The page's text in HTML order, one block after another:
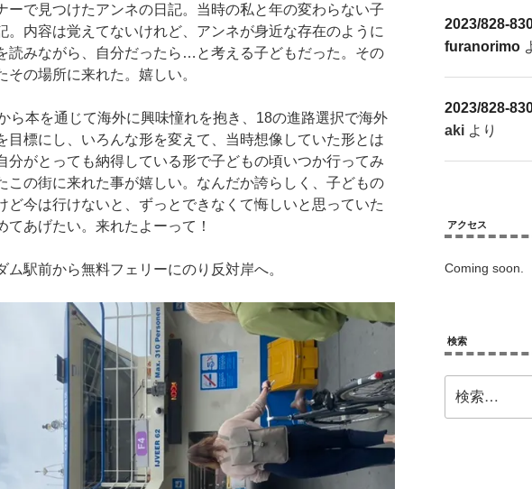
ーで見つけたアンネの日記。当時の私と年の変わらない子
。内容は覚えてないけれど、アンネが身近な存在のように
読みながら、自分だったら…と考える子どもだった。その
その場所に来れた。嬉しい。
ら本を通じて海外に興味憧れを抱き、18の進路選択で海外
目標にし、いろんな形を変えて、当時想像していた形とは
分がとっても納得している形で子どもの頃いつか行ってみ
この街に来れた事が嬉しい。なんだか誇らしく、子どもの
ど今は行けないと、ずっとできなくて悔しいと思っていた
てあげたい。来れたよーって！
ム駅前から無料フェリーにのり反対岸へ。
2023/828-
furanorimo
2023/828-
akiより
アクセス
Coming soon.
検索
索: